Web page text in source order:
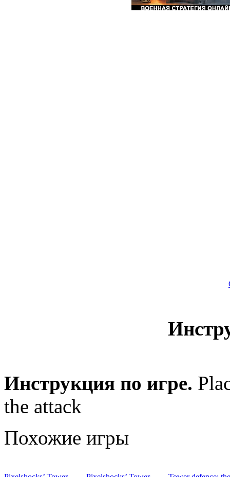
Инструкция по игре.
the attack
Похожие игры